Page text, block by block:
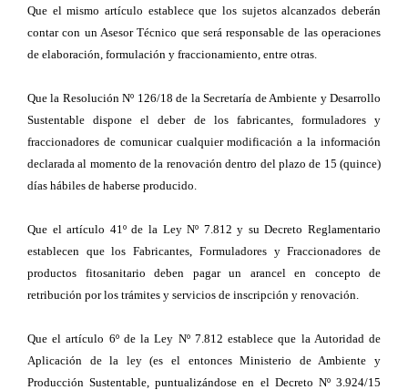
Que el mismo artículo establece que los sujetos alcanzados deberán
contar con un Asesor Técnico que será responsable de las operaciones
de elaboración, formulación y fraccionamiento, entre otras.
Que la Resolución Nº 126/18 de la Secretaría de Ambiente y Desarrollo
Sustentable dispone el deber de los fabricantes, formuladores y
fraccionadores de comunicar cualquier modificación a la información
declarada al momento de la renovación dentro del plazo de 15 (quince)
días hábiles de haberse producido.
Que el artículo 41º de la Ley Nº 7.812 y su Decreto Reglamentario
establecen que los Fabricantes, Formuladores y Fraccionadores de
productos fitosanitario deben pagar un arancel en concepto de
retribución por los trámites y servicios de inscripción y renovación.
Que el artículo 6º de la Ley Nº 7.812 establece que la Autoridad de
Aplicación de la ley (es el entonces Ministerio de Ambiente y
Producción Sustentable, puntualizándose en el Decreto Nº 3.924/15